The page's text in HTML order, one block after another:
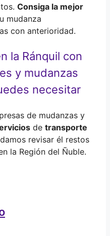
Consiga la mejor
mudanza
con anterioridad.
la Ránquil con
y mudanzas
necesitar
de mudanzas y
de transporte
revisar él restos
la Región del Ñuble.